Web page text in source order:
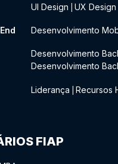
UI Design UX Design
Desenvolvimento
Desenvolvimento
Desenvolvimento
Liderança Recursos
FIAP